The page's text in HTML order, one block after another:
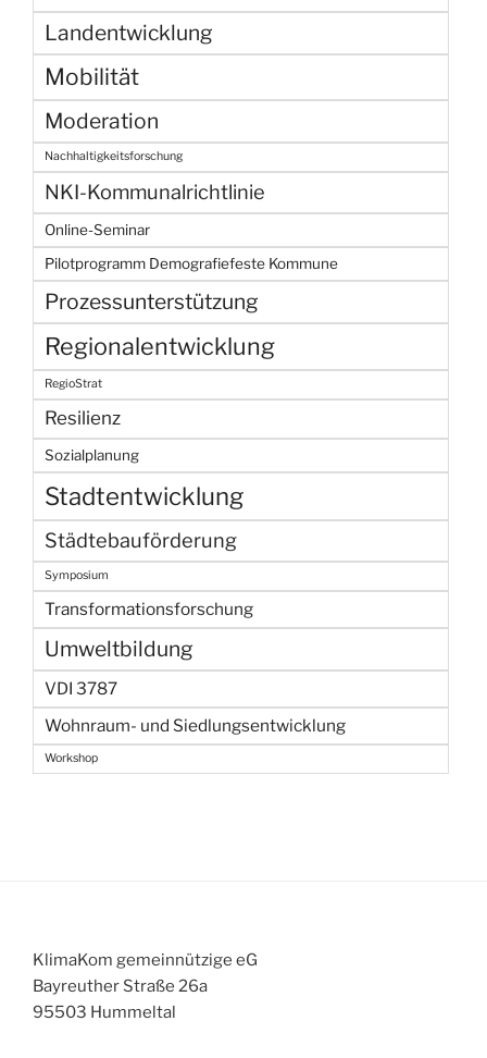
Landentwicklung
Mobilität
Moderation
Nachhaltigkeitsforschung
NKI-Kommunalrichtlinie
Online-Seminar
Pilotprogramm Demografiefeste Kommune
Prozessunterstützung
Regionalentwicklung
RegioStrat
Resilienz
Sozialplanung
Stadtentwicklung
Städtebauförderung
Symposium
Transformationsforschung
Umweltbildung
VDI 3787
Wohnraum- und Siedlungsentwicklung
Workshop
KlimaKom gemeinnützige eG
Bayreuther Straße 26a
95503 Hummeltal